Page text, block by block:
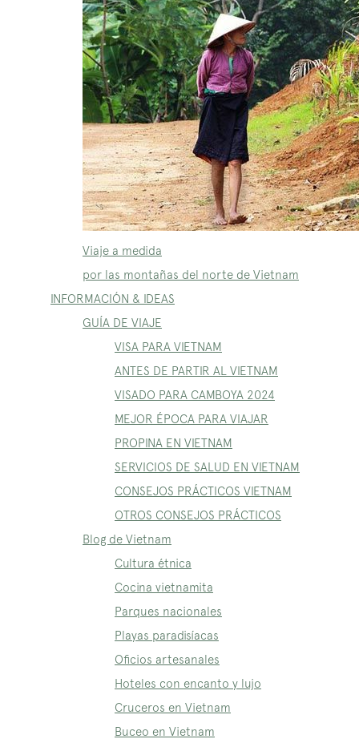
Viaje a medida
por las montañas del norte de Vietnam
INFORMACIÓN & IDEAS
GUÍA DE VIAJE
VISA PARA VIETNAM
ANTES DE PARTIR AL VIETNAM
VISADO PARA CAMBOYA 2024
MEJOR ÉPOCA PARA VIAJAR
PROPINA EN VIETNAM
SERVICIOS DE SALUD EN VIETNAM
CONSEJOS PRÁCTICOS VIETNAM
OTROS CONSEJOS PRÁCTICOS
Blog de Vietnam
Cultura étnica
Cocina vietnamita
Parques nacionales
Playas paradisíacas
Oficios artesanales
Hoteles con encanto y lujo
Cruceros en Vietnam
Buceo en Vietnam